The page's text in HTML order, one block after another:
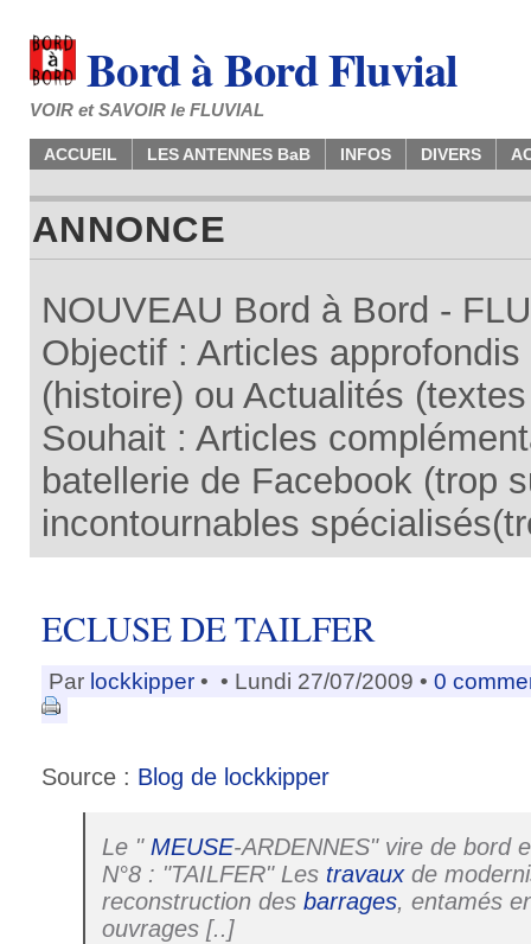
Bord à Bord Fluvial
VOIR et SAVOIR le FLUVIAL
ACCUEIL LES ANTENNES BaB INFOS DIVERS
ANNONCE
NOUVEAU Bord à Bord -
Objectif : Articles
(histoire) ou Actualités
Souhait : Articles
batellerie de Facebook (trop
incontournables
ECLUSE DE TAILFER
Par lockkipper • • Lundi 27/07/2009 • 0
Source : Blog de lockkipper
Le " MEUSE-ARDENNES" vire de bord
N°8 : "TAILFER" Les travauxde
reconstruction des barrages, entamés
ouvrages [..]